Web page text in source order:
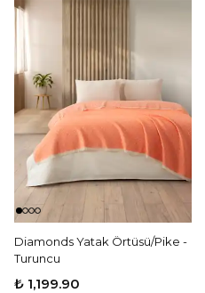
Diamonds Yatak Örtüsü/Pike -
Turuncu
₺ 1,199.90